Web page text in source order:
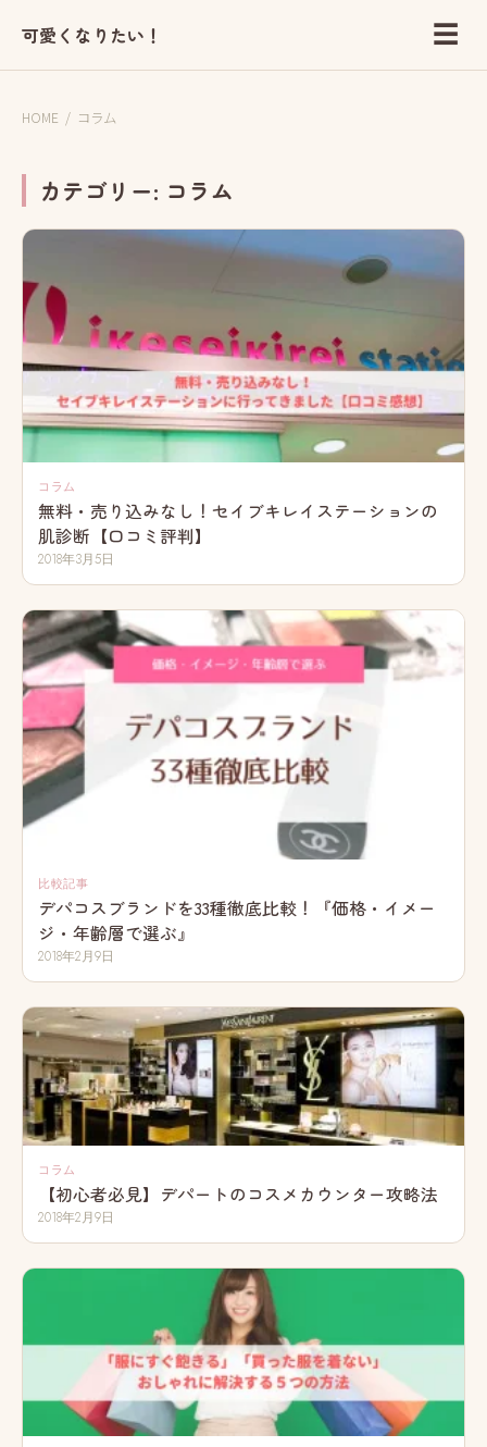
可愛くなりたい！ ☰
HOME / コラム
カテゴリー: コラム
コラム
無料・売り込みなし！セイブキレイステーションの
肌診断【口コミ評判】
2018年3月5日
比較記事
デパコスブランドを33種徹底比較！『価格・イメー
ジ・年齢層で選ぶ』
2018年2月9日
コラム
【初心者必見】デパートのコスメカウンター攻略法
2018年2月9日